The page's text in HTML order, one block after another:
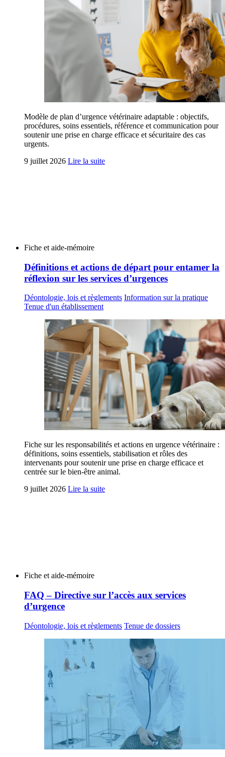
Modèle de plan d’urgence vétérinaire adaptable : objectifs,
procédures, soins essentiels, référence et communication pour
soutenir une prise en charge efficace et sécuritaire des cas
urgents.
9 juillet 2026 Lire la suite
Fiche et aide-mémoire
Définitions et actions de départ pour entamer la
réflexion sur les services d’urgences
Déontologie, lois et règlements Information sur la pratique
Tenue d'un établissement
Fiche sur les responsabilités et actions en urgence vétérinaire :
définitions, soins essentiels, stabilisation et rôles des
intervenants pour soutenir une prise en charge efficace et
centrée sur le bien-être animal.
9 juillet 2026 Lire la suite
Fiche et aide-mémoire
FAQ – Directive sur l’accès aux services
d’urgence
Déontologie, lois et règlements Tenue de dossiers